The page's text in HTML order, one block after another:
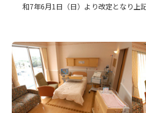
和7年6月1日（日）より改定となり上